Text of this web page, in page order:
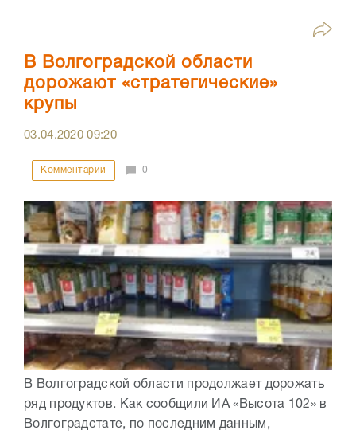
В Волгоградской области
дорожают «стратегические»
крупы
03.04.202009:20
Комментарии 0
В Волгоградской области продолжает дорожать
ряд продуктов. Как сообщили ИА «Высота 102» в
Волгоградстате, по последним данным,